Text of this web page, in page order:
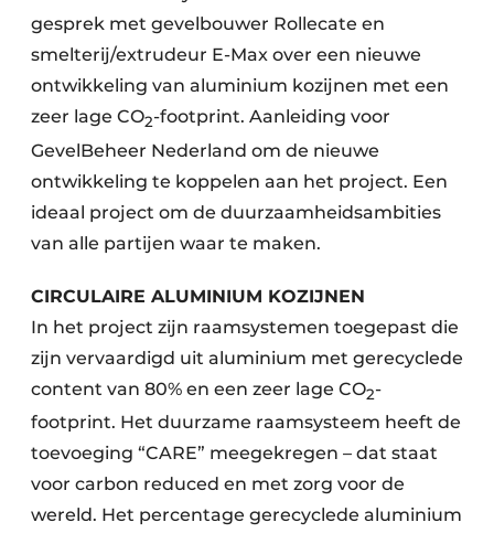
gesprek met gevelbouwer Rollecate en
smelterij/extrudeur E-Max over een nieuwe
ontwikkeling van aluminium kozijnen met een
zeer lage CO2-footprint. Aanleiding voor
GevelBeheer Nederland om de nieuwe
ontwikkeling te koppelen aan het project. Een
ideaal project om de duurzaamheidsambities
van alle partijen waar te maken.
CIRCULAIRE ALUMINIUM KOZIJNEN
In het project zijn raamsystemen toegepast die
zijn vervaardigd uit aluminium met gerecyclede
content van 80% en een zeer lage CO2-
footprint. Het duurzame raamsysteem heeft de
toevoeging “CARE” meegekregen – dat staat
voor carbon reduced en met zorg voor de
wereld. Het percentage gerecyclede aluminium